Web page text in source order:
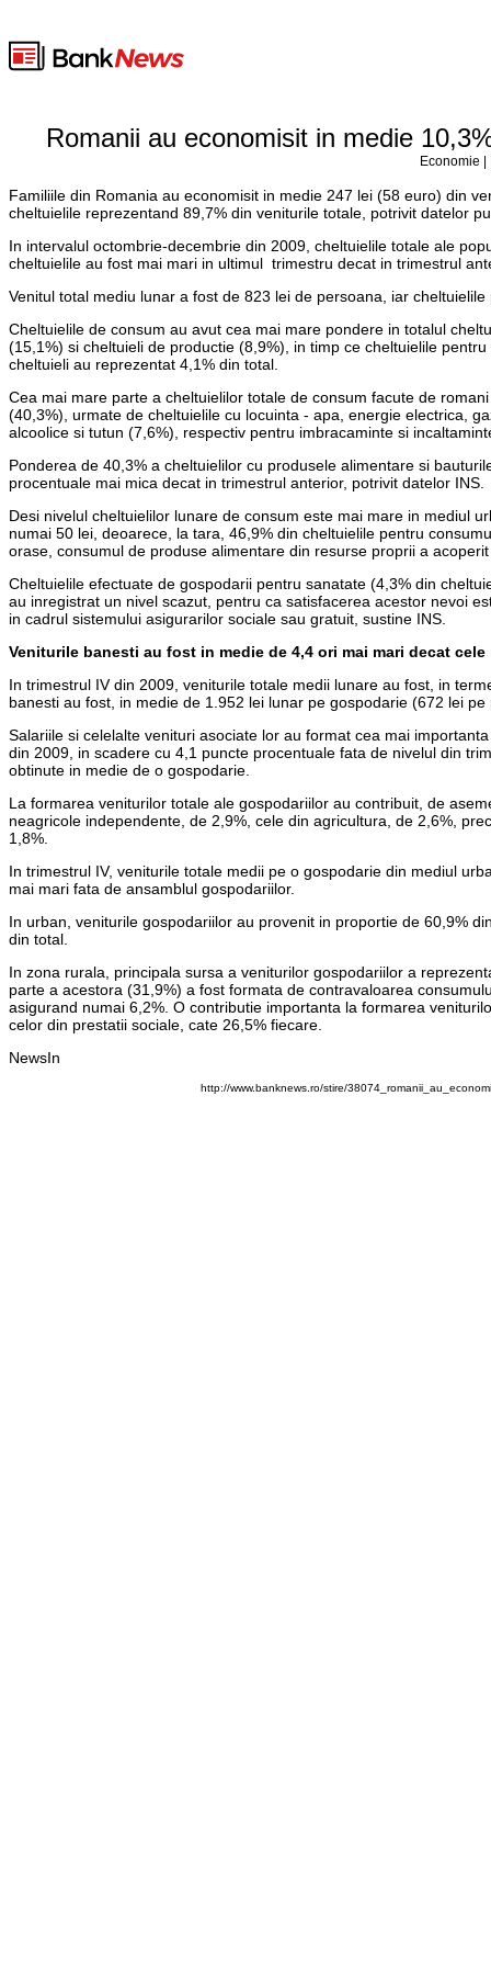
Romanii au economisit in medie
Economie
Familiile din Romania au economisit in medie 247 lei (58 euro) din
cheltuielile reprezentand 89,7% din veniturile totale, potrivit datelor
In intervalul octombrie-decembrie din 2009, cheltuielile totale ale
cheltuielile au fost mai mari in ultimul trimestru decat in trimestrul
Venitul total mediu lunar a fost de 823 lei de persoana, iar
Cheltuielile de consum au avut cea mai mare pondere in totalul
(15,1%) si cheltuieli de productie (8,9%), in timp ce cheltuielile
cheltuieli au reprezentat 4,1% din total.
Cea mai mare parte a cheltuielilor totale de consum facute de
(40,3%), urmate de cheltuielile cu locuinta - apa, energie electrica,
alcoolice si tutun (7,6%), respectiv pentru imbracaminte si
Ponderea de 40,3% a cheltuielilor cu produsele alimentare si
procentuale mai mica decat in trimestrul anterior, potrivit datelor INS.
Desi nivelul cheltuielilor lunare de consum este mai mare in mediul
numai 50 lei, deoarece, la tara, 46,9% din cheltuielile pentru
orase, consumul de produse alimentare din resurse proprii a
Cheltuielile efectuate de gospodarii pentru sanatate (4,3% din
au inregistrat un nivel scazut, pentru ca satisfacerea acestor nevoi
in cadrul sistemului asigurarilor sociale sau gratuit, sustine INS.
Veniturile banesti au fost in medie de 4,4 ori mai mari decat cele
In trimestrul IV din 2009, veniturile totale medii lunare au fost, in
banesti au fost, in medie de 1.952 lei lunar pe gospodarie (672 lei
Salariile si celelalte venituri asociate lor au format cea mai
din 2009, in scadere cu 4,1 puncte procentuale fata de nivelul din
obtinute in medie de o gospodarie.
La formarea veniturilor totale ale gospodariilor au contribuit, de
neagricole independente, de 2,9%, cele din agricultura, de 2,6%,
1,8%.
In trimestrul IV, veniturile totale medii pe o gospodarie din mediul
mai mari fata de ansamblul gospodariilor.
In urban, veniturile gospodariilor au provenit in proportie de 60,9%
din total.
In zona rurala, principala sursa a veniturilor gospodariilor a
parte a acestora (31,9%) a fost formata de contravaloarea
asigurand numai 6,2%. O contributie importanta la formarea
celor din prestatii sociale, cate 26,5% fiecare.
NewsIn
http://www.banknews.ro/stire/